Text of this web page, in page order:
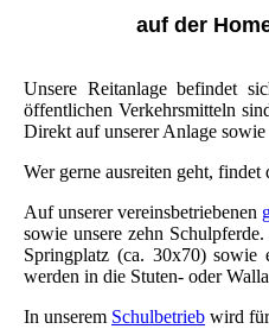
auf der
Unsere Reitanlage befindet
öffentlichen Verkehrsmitteln
Direkt auf unserer Anlage sowie
Wer gerne ausreiten geht,
Auf unserer vereinsbetriebenen
sowie unsere zehn
Springplatz (ca. 30x70) sowie
werden in die Stuten- oder
In unserem Schulbetrieb wird